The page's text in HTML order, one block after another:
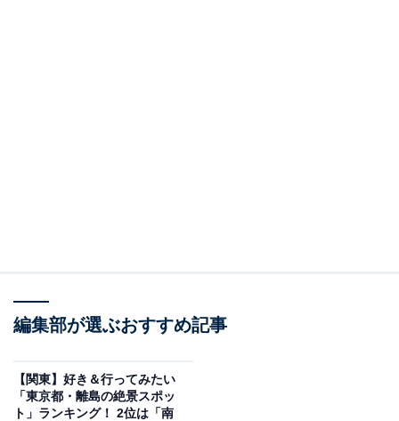
編集部が選ぶおすすめ記事
【関東】好き＆行ってみたい
「東京都・離島の絶景スポッ
ト」ランキング！ 2位は「南